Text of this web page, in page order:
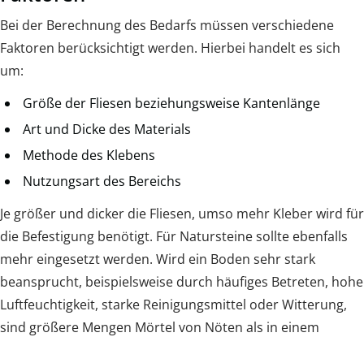
Bei der Berechnung des Bedarfs müssen verschiedene
Faktoren berücksichtigt werden. Hierbei handelt es sich
um:
Größe der Fliesen beziehungsweise Kantenlänge
Art und Dicke des Materials
Methode des Klebens
Nutzungsart des Bereichs
Je größer und dicker die Fliesen, umso mehr Kleber wird für
die Befestigung benötigt. Für Natursteine sollte ebenfalls
mehr eingesetzt werden. Wird ein Boden sehr stark
beansprucht, beispielsweise durch häufiges Betreten, hohe
Luftfeuchtigkeit, starke Reinigungsmittel oder Witterung,
sind größere Mengen Mörtel von Nöten als in einem